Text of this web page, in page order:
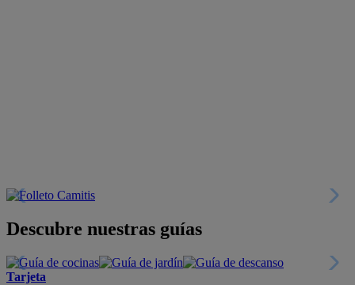
Descubre nuestras guías
Tarjeta